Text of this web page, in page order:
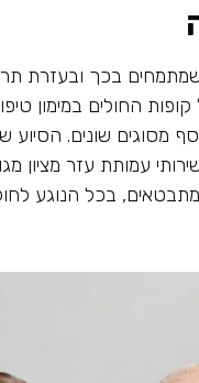
בכך ובעזרת
קופות החולים במימון
מסוגים שונים.
עמותת עזר
בכל הנוגע